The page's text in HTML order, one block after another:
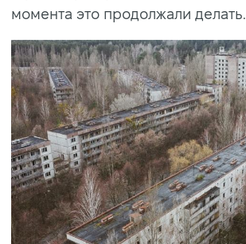
момента это продолжали делать.